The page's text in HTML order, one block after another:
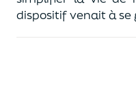
dispositif venait à se